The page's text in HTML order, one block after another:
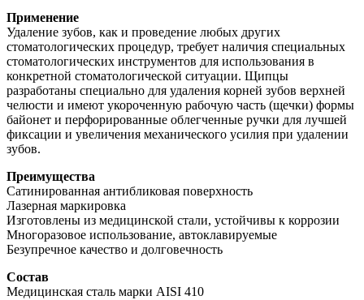
Применение
Удаление зубов, как и проведение любых других
стоматологических процедур, требует наличия специальных
стоматологических инструментов для использования в
конкретной стоматологической ситуации. Щипцы
разработаны специально для удаления корней зубов верхней
челюсти и имеют укороченную рабочую часть (щечки) формы
байонет и перфорированные облегченные ручки для лучшей
фиксации и увеличения механического усилия при удалении
зубов.
Преимущества
Сатинированная антибликовая поверхность
Лазерная маркировка
Изготовлены из медицинской стали, устойчивы к коррозии
Многоразовое использование, автоклавируемые
Безупречное качество и долговечность
Состав
Медицинская сталь марки AISI 410